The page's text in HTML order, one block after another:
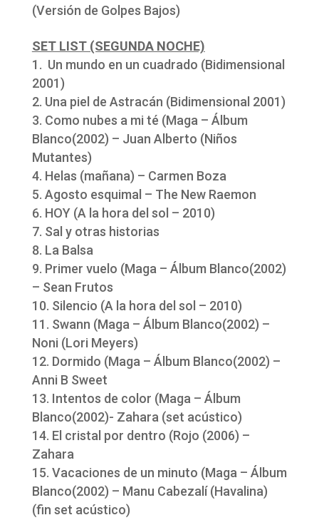
(Versión de Golpes Bajos)
SET LIST (SEGUNDA NOCHE)
Un mundo en un cuadrado (Bidimensional
2001)
Una piel de Astracán (Bidimensional 2001)
Como nubes a mi té (Maga – Álbum
Blanco(2002) – Juan Alberto (Niños
Mutantes)
Helas (mañana) – Carmen Boza
Agosto esquimal – The New Raemon
HOY (A la hora del sol – 2010)
Sal y otras historias
La Balsa
Primer vuelo (Maga – Álbum Blanco(2002)
– Sean Frutos
Silencio (A la hora del sol – 2010)
Swann (Maga – Álbum Blanco(2002) –
Noni (Lori Meyers)
Dormido (Maga – Álbum Blanco(2002) –
Anni B Sweet
Intentos de color (Maga – Álbum
Blanco(2002)- Zahara (set acústico)
El cristal por dentro (Rojo (2006) –
Zahara
Vacaciones de un minuto (Maga – Álbum
Blanco(2002) – Manu Cabezalí (Havalina)
(fin set acústico)